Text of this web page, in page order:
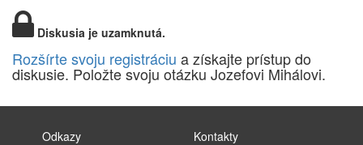
Diskusia je uzamknutá.
Rozšírte svoju registráciu a získajte prístup do
diskusie. Položte svoju otázku Jozefovi Mihálovi.
Odkazy Kontakty